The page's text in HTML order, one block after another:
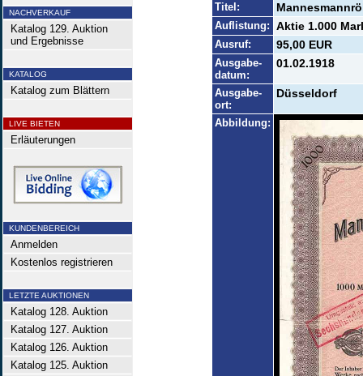
NACHVERKAUF
Katalog 129. Auktion
und Ergebnisse
KATALOG
Katalog zum Blättern
LIVE BIETEN
Erläuterungen
KUNDENBEREICH
Anmelden
Kostenlos registrieren
LETZTE AUKTIONEN
Katalog 128. Auktion
Katalog 127. Auktion
Katalog 126. Auktion
Katalog 125. Auktion
Titel:
Auflistung: Aktie 1.000
Ausruf: 95,00 EUR
Ausgabe-
datum:
01.02.1918
Ausgabe-
ort:
Düsseldorf
Abbildung: